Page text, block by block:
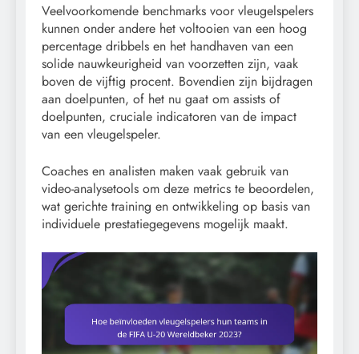
Veelvoorkomende benchmarks voor vleugelspelers
kunnen onder andere het voltooien van een hoog
percentage dribbels en het handhaven van een
solide nauwkeurigheid van voorzetten zijn, vaak
boven de vijftig procent. Bovendien zijn bijdragen
aan doelpunten, of het nu gaat om assists of
doelpunten, cruciale indicatoren van de impact
van een vleugelspeler.
Coaches en analisten maken vaak gebruik van
video-analysetools om deze metrics te beoordelen,
wat gerichte training en ontwikkeling op basis van
individuele prestatiegegevens mogelijk maakt.